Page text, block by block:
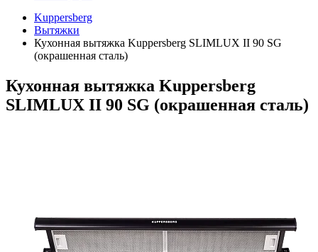
Kuppersberg
Вытяжки
Кухонная вытяжка Kuppersberg SLIMLUX II 90 SG
(окрашенная сталь)
Кухонная вытяжка Kuppersberg
SLIMLUX II 90 SG (окрашенная сталь)